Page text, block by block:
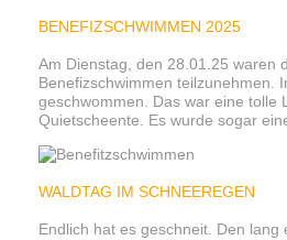
BENEFIZSCHWIMMEN 2025
Am Dienstag, den 28.01.25 waren
Benefizschwimmen teilzunehmen.
geschwommen. Das war eine tolle
Quietscheente. Es wurde sogar
WALDTAG IM SCHNEEREGEN
Endlich hat es geschneit. Den